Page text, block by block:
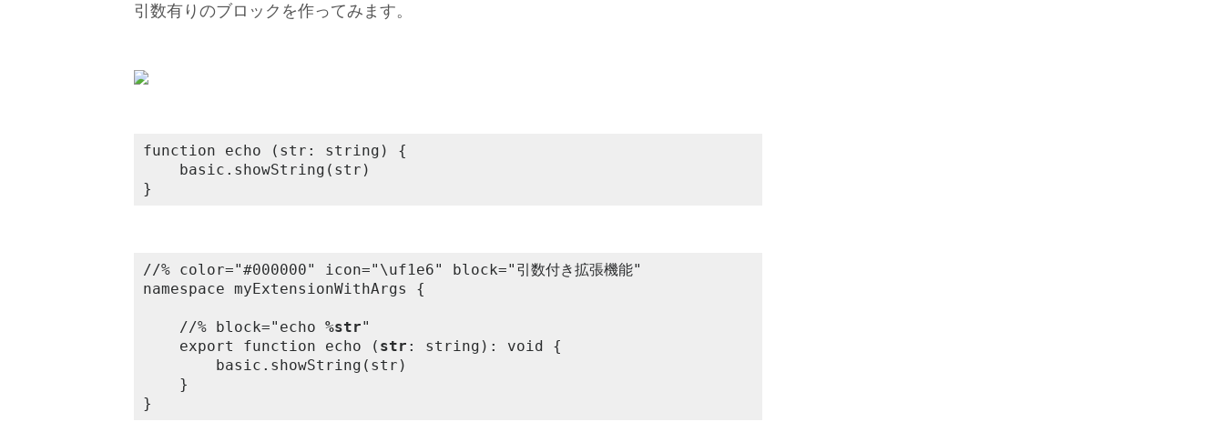
引数有りのブロックを作ってみます。
function echo (str: string) {
    basic.showString(str)
}
//% color="#000000" icon="\uf1e6" block="引数付き拡張機能"
namespace myExtensionWithArgs {
    //% block="echo
%str"
    export function echo (
str : string): void {
        basic.showString(str)
    }
}